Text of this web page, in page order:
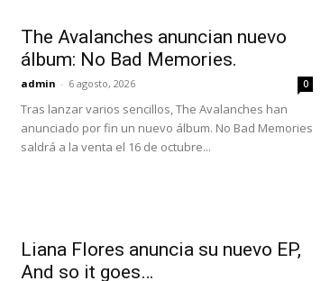
The Avalanches anuncian nuevo
álbum: No Bad Memories.
admin - 6 agosto, 2026 0
Tras lanzar varios sencillos, The Avalanches han
anunciado por fin un nuevo álbum. No Bad Memories
saldrá a la venta el 16 de octubre...
Liana Flores anuncia su nuevo EP,
And so it goes…